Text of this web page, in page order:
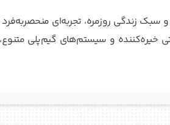
زندگی روزمره، تجربه‌ای منحصر‌به‌فرد
و سیستم‌های گیم‌پلی